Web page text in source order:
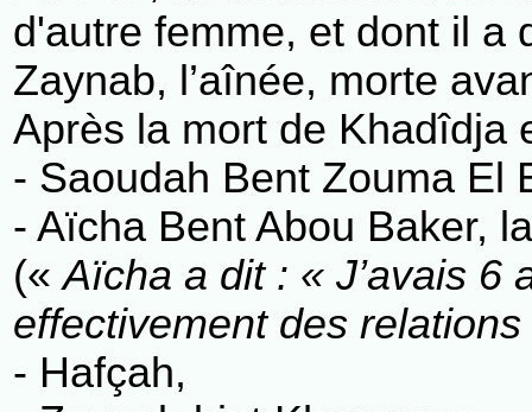
d'autre femme, et dont il a
Zaynab, l’aînée, morte
Après la mort de Khadîdja
- Saoudah Bent Zouma El
- Aïcha Bent Abou Baker,
(«Aïcha a dit : « J’avais 6
effectivement des
- Hafçah,